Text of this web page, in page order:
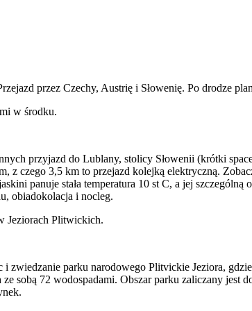
przez Czechy, Austrię i Słowenię. Po drodze
przyjazd do Lublany, stolicy Słowenii (krótki
z czego 3,5 km to przejazd kolejką elektryczną.
panuje stała temperatura 10 st C, a jej
obiadokolacja i nocleg.
zwiedzanie parku narodowego Plitvickie Jeziora,
ze sobą 72 wodospadami. Obszar parku zaliczany